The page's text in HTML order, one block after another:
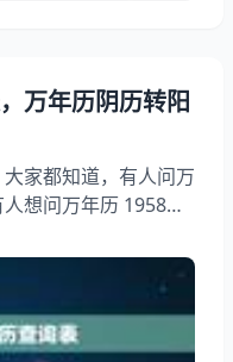
万年历阴历转阳
家都知道，有人问万
想问万年历 1958年
道这是怎么回事？其
，下面就一起来看看
助到大家！ 万年历
转阳历表 阴历.5.15.
查询表。 2、万年历